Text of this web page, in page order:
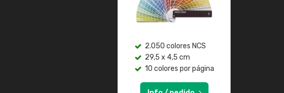
2.050 colores NCS
29,5 x 4,5 cm
10 colores por página